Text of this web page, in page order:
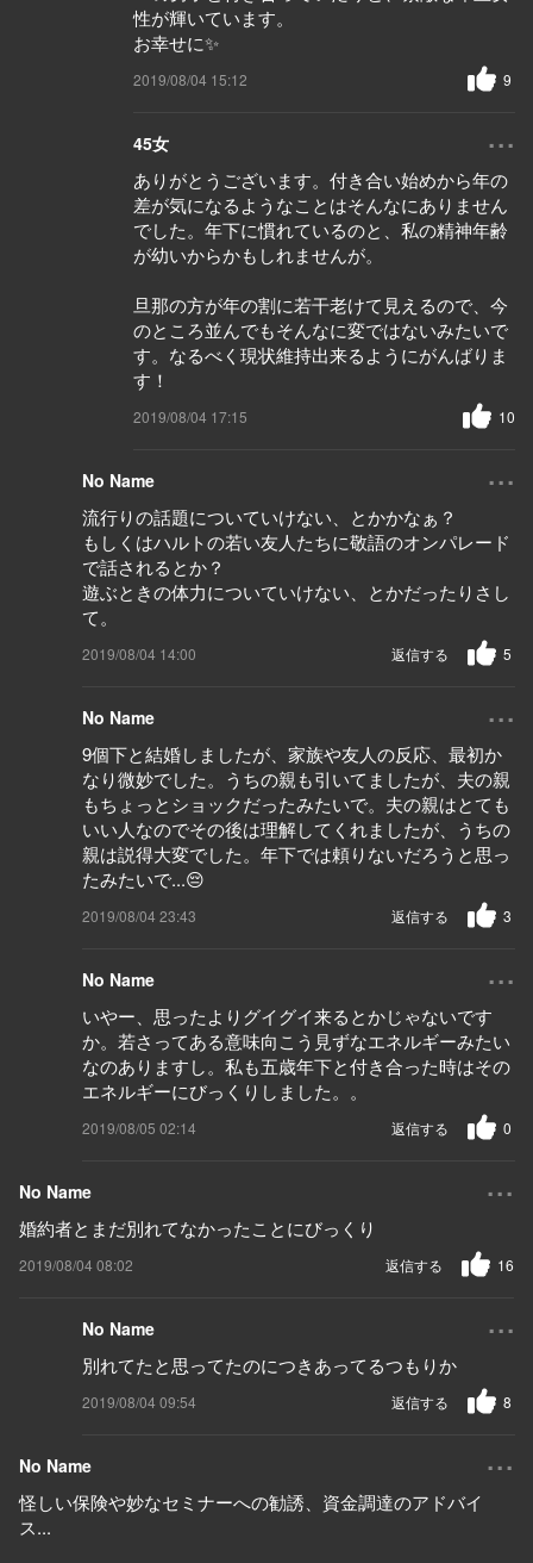
性が輝いています。
お幸せに✨
2019/08/04 15:12 9
45女 ...
ありがとうございます。付き合い始めから年の
差が気になるようなことはそんなにありません
でした。年下に慣れているのと、私の精神年齢
が幼いからかもしれませんが。
旦那の方が年の割に若干老けて見えるので、今
のところ並んでもそんなに変ではないみたいで
す。なるべく現状維持出来るようにがんばりま
す！
2019/08/04 17:15 10
No Name ...
流行りの話題についていけない、とかかなぁ？
もしくはハルトの若い友人たちに敬語のオンパレード
で話されるとか？
遊ぶときの体力についていけない、とかだったりさし
て。
2019/08/04 14:00 5
返信する
No Name ...
9個下と結婚しましたが、家族や友人の反応、最初か
なり微妙でした。うちの親も引いてましたが、夫の親
もちょっとショックだったみたいで。夫の親はとても
いい人なのでその後は理解してくれましたが、うちの
親は説得大変でした。年下では頼りないだろうと思っ
たみたいで...😔
2019/08/04 23:43 3
返信する
No Name ...
いやー、思ったよりグイグイ来るとかじゃないです
か。若さってある意味向こう見ずなエネルギーみたい
なのありますし。私も五歳年下と付き合った時はその
エネルギーにびっくりしました。。
2019/08/05 02:14 0
返信する
No Name ...
婚約者とまだ別れてなかったことにびっくり
2019/08/04 08:02 16
返信する
No Name ...
別れてたと思ってたのにつきあってるつもりか
2019/08/04 09:54 8
返信する
No Name ...
怪しい保険や妙なセミナーへの勧誘、資金調達のアドバイ
ス...